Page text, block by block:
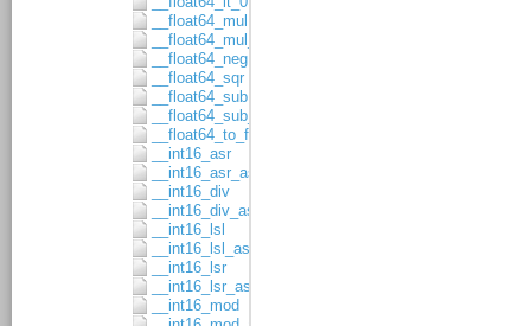
__float64_mul
__float64_mul_asgn
__float64_neg
__float64_sqr
__float64_sub
__float64_sub_asgn
__float64_to_float32
__int16_asr
__int16_asr_asgn
__int16_div
__int16_div_asgn
__int16_lsl
__int16_lsl_asgn
__int16_lsr
__int16_lsr_asgn
__int16_mod